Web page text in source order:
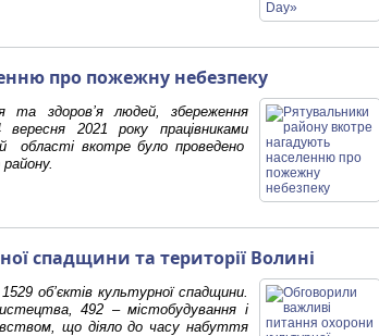
про пожежну небезпеку
здоров’я людей, збереження
2021 року працівниками
області вкотре було проведено
спадщини та території Волині
об’єктів культурної спадщини.
492 – містобудування і
що діяло до часу набуття